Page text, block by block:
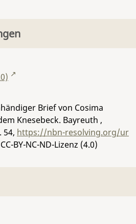
Brief von Cosima
Knesebeck. Bayreuth ,
54, https://nbn-resolving.org/ur
BY-NC-ND-Lizenz (4.0)